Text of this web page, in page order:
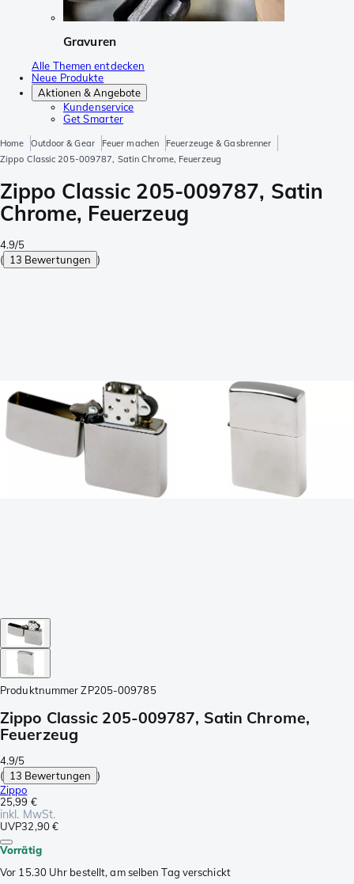
Gravuren
Alle Themen entdecken
Neue Produkte
Aktionen & Angebote
Kundenservice
Get Smarter
Home Outdoor & Gear Feuer machen
Feuerzeuge & Gasbrenner
Zippo Classic 205-009787, Satin Chrome, Feuerzeug
Zippo Classic 205-009787, Satin
Chrome, Feuerzeug
4.9/5
( 13 Bewertungen )
Produktnummer ZP205-009785
Zippo Classic 205-009787, Satin Chrome,
Feuerzeug
4.9/5
( 13 Bewertungen )
Zippo
25,99 €
inkl. MwSt.
UVP32,90 €
Vorrätig
Vor 15.30 Uhr bestellt, am selben Tag verschickt